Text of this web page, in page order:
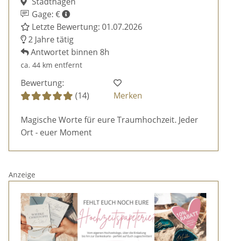
Gage: €
Letzte Bewertung: 01.07.2026
2 Jahre tätig
Antwortet binnen 8h
ca. 44 km entfernt
Bewertung:
(14)
Merken
Magische Worte für eure Traumhochzeit. Jeder
Ort - euer Moment
Anzeige